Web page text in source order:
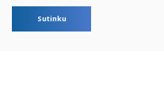
Sutinku